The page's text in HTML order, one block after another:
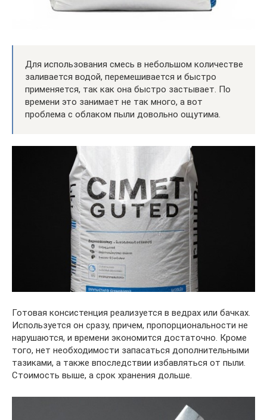
Для использования смесь в небольшом количестве
заливается водой, перемешивается и быстро
применяется, так как она быстро застывает. По
времени это занимает не так много, а вот
проблема с облаком пыли довольно ощутима.
Готовая консистенция реализуется в ведрах или бачках.
Используется он сразу, причем, пропорциональности не
нарушаются, и времени экономится достаточно. Кроме
того, нет необходимости запасаться дополнительными
тазиками, а также впоследствии избавляться от пыли.
Стоимость выше, а срок хранения дольше.